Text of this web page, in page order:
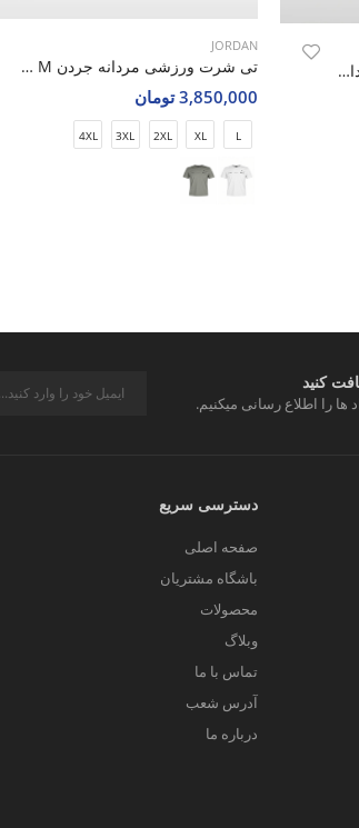
ست رکابی و شلوارک بسکتبال مردانه جردن Game Master M
JORDAN
تی شرت ورزشی مردانه جردن Bolt Active M
3,850,000 تومان
L
XL
2XL
3XL
4XL
کنید
ها را اطلاع رسانی میکنیم.
دسترسی سریع
صفحه اصلی
باشگاه مشتریان
محصولات
وبلاگ
تماس با ما
آدرس شعب
درباره ما